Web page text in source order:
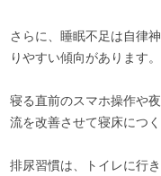
さらに、睡眠不足は自律
りやすい傾向があります。
寝る直前のスマホ操作や
流を改善させて寝床につ
排尿習慣は、トイレに行